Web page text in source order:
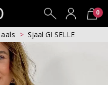
0
Sjaal GI SELLE